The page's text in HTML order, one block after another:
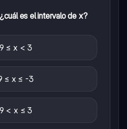
es el intervalo de x?
≤ x < 3
≤ x ≤ -3
< x ≤ 3